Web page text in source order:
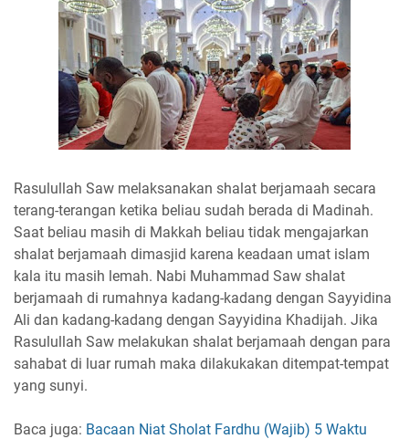
Rasulullah Saw melaksanakan shalat berjamaah secara
terang-terangan ketika beliau sudah berada di Madinah.
Saat beliau masih di Makkah beliau tidak mengajarkan
shalat berjamaah dimasjid karena keadaan umat islam
kala itu masih lemah. Nabi Muhammad Saw shalat
berjamaah di rumahnya kadang-kadang dengan Sayyidina
Ali dan kadang-kadang dengan Sayyidina Khadijah. Jika
Rasulullah Saw melakukan shalat berjamaah dengan para
sahabat di luar rumah maka dilakukakan ditempat-tempat
yang sunyi.
Baca juga: Bacaan Niat Sholat Fardhu (Wajib) 5 Waktu